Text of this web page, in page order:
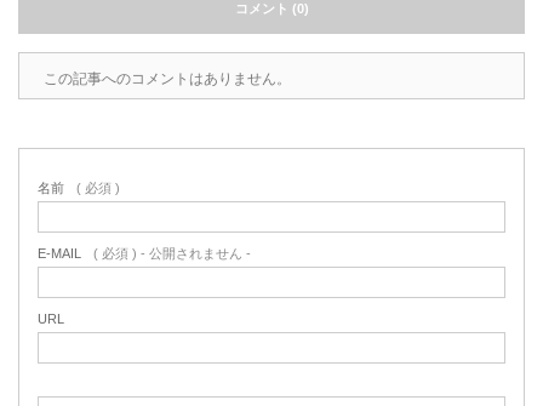
コメント (0)
この記事へのコメントはありません。
名前 ( 必須 )
E-MAIL ( 必須 ) - 公開されません -
URL